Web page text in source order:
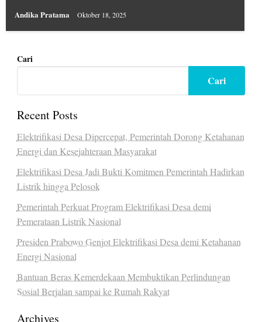
Andika Pratama Oktober 18, 2025
Cari
Cari
Recent Posts
Elektrifikasi Desa Dipercepat, Pemerintah Dorong Ketahanan
Energi dan Kesejahteraan Masyarakat
Elektrifikasi Desa Jadi Bukti Komitmen Pemerintah Hadirkan
Listrik hingga Pelosok
Pemerintah Perkuat Program Elektrifikasi Desa demi
Pemerataan Listrik Nasional
Presiden Prabowo Genjot Elektrifikasi Desa demi Ketahanan
Energi Nasional
Bantuan Beras Kemerdekaan Membuktikan Perlindungan
Sosial Berjalan sampai ke Rumah Rakyat
Archives